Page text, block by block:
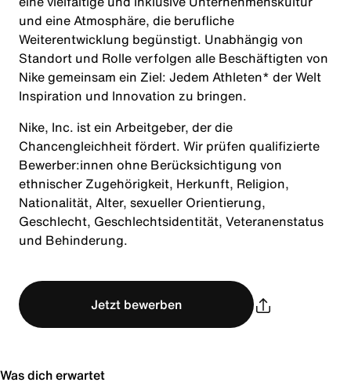
und eine Atmosphäre, die berufliche
Weiterentwicklung begünstigt. Unabhängig von
Standort und Rolle verfolgen alle Beschäftigten von
Nike gemeinsam ein Ziel: Jedem Athleten* der Welt
Inspiration und Innovation zu bringen.
Nike, Inc. ist ein Arbeitgeber, der die
Chancengleichheit fördert. Wir prüfen qualifizierte
Bewerber:innen ohne Berücksichtigung von
ethnischer Zugehörigkeit, Herkunft, Religion,
Nationalität, Alter, sexueller Orientierung,
Geschlecht, Geschlechtsidentität, Veteranenstatus
und Behinderung.
Jetzt bewerben
Was dich erwartet